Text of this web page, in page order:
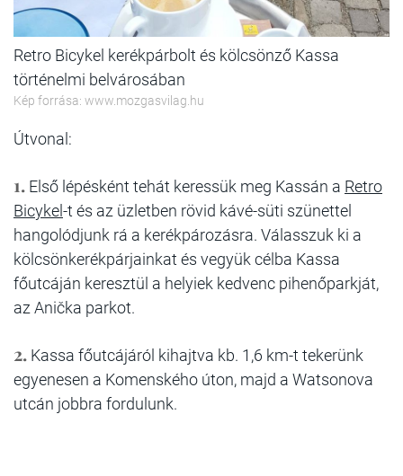
Retro Bicykel kerékpárbolt és kölcsönző Kassa
történelmi belvárosában
Kép forrása: www.mozgasvilag.hu
Útvonal:
1. Első lépésként tehát keressük meg Kassán a Retro
Bicykel-t és az üzletben rövid kávé-süti szünettel
hangolódjunk rá a kerékpározásra. Válasszuk ki a
kölcsönkerékpárjainkat és vegyük célba Kassa
főutcáján keresztül a helyiek kedvenc pihenőparkját,
az Anička parkot.
2. Kassa főutcájáról kihajtva kb. 1,6 km-t tekerünk
egyenesen a Komenského úton, majd a Watsonova
utcán jobbra fordulunk.